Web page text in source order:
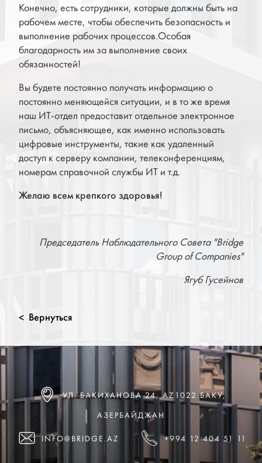
Конечно, есть сотрудники, которые должны быть на
рабочем месте, чтобы обеспечить безопасность и
выполнение рабочих процессов.Особая
благодарность им за выполнение своих
обязанностей!
Вы будете постоянно получать информацию о
постоянно меняющейся ситуации, и в то же время
наш ИТ-отдел предоставит отдельное электронное
письмо, объясняющее, как именно использовать
цифровые инструменты, такие как удаленный
доступ к серверу компании, телеконференциям,
номерам справочной службы ИТ и т.д.
Желаю всем крепкого здоровья!
Председатель Наблюдательного Совета "Bridge
Group of Companies"
Ягуб Гусейнов
< Вернуться
УЛ. БАКИХАНОВА 24, AZ1022 БАКУ,
АЗЕРБАЙДЖАН
INFO@BRIDGE.AZ +994 12 404 51 11